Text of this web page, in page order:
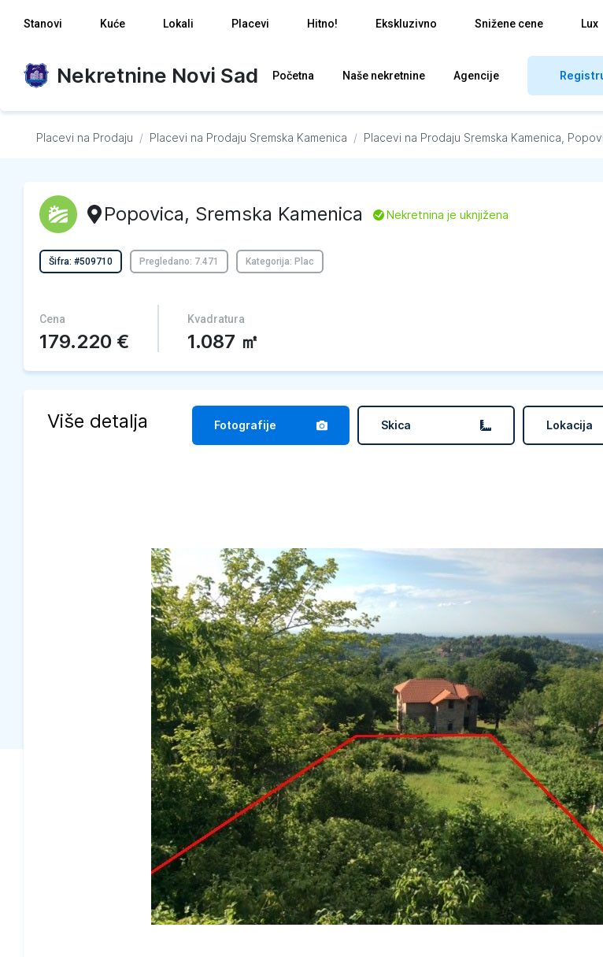
Stanovi Kuće Lokali Placevi Hitno! Ekskluzivno Snižene cene Lux
Nekretnine Novi Sad Početna Naše nekretnine Agencije
Placevi na Prodaju / Placevi na Prodaju Sremska Kamenica / Placevi na Prodaju Sremska Kamenica,
Popovica, Sremska Kamenica L Nekretnina je uknjižena
Šifra: #509710 Pregledano: 7.471 Kategorija: Plac
Cena
179.220 €
Kvadratura
1.087 ㎡
Više detalja Fotografije Skica Lokacija